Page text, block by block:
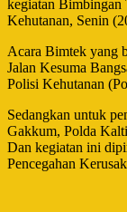
kegiatan Bimbingan
Kehutanan, Senin
Acara Bimtek yang
Jalan Kesuma
Polisi Kehutanan
Sedangkan untuk
Gakkum, Polda
Dan kegiatan ini
Pencegahan